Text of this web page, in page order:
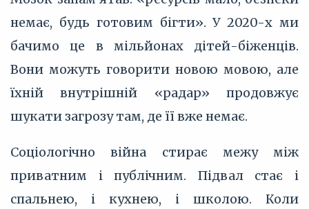
немає, будь готовим бігти». У 2020-х ми
бачимо це в мільйонах дітей-біженців.
Вони можуть говорити новою мовою, але
їхній внутрішній «радар» продовжує
шукати загрозу там, де її вже немає.
Соціологічно війна стирає межу між
приватним і публічним. Підвал стає і
спальнею, і кухнею, і школою. Коли